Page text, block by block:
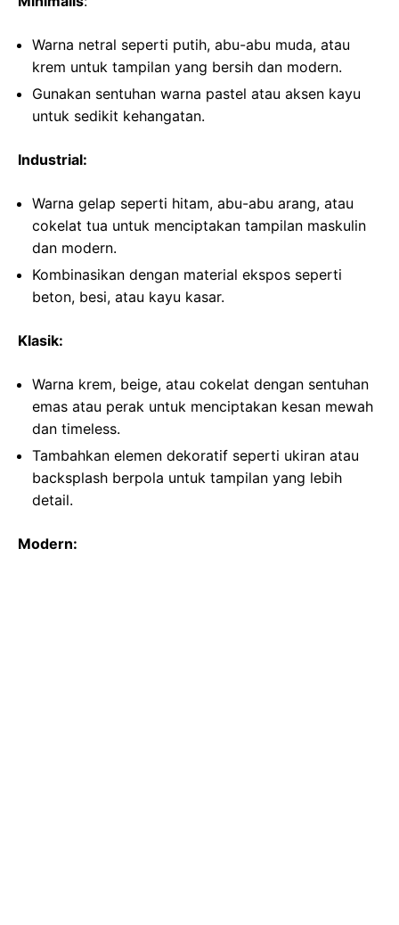
Warna netral seperti putih, abu-abu muda, atau
krem untuk tampilan yang bersih dan modern.
Gunakan sentuhan warna pastel atau aksen kayu
untuk sedikit kehangatan.
Industrial:
Warna gelap seperti hitam, abu-abu arang, atau
cokelat tua untuk menciptakan tampilan maskulin
dan modern.
Kombinasikan dengan material ekspos seperti
beton, besi, atau kayu kasar.
Klasik:
Warna krem, beige, atau cokelat dengan sentuhan
emas atau perak untuk menciptakan kesan mewah
dan timeless.
Tambahkan elemen dekoratif seperti ukiran atau
backsplash berpola untuk tampilan yang lebih
detail.
Modern: